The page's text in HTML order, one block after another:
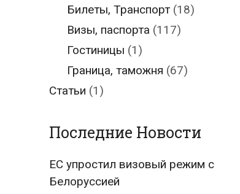
Билеты, Транспорт(18)
Визы, паспорта (117)
Гостиницы (1)
Граница, таможня (67)
Статьи (1)
Последние Новости
ЕС упростил визовый режим с
Белоруссией